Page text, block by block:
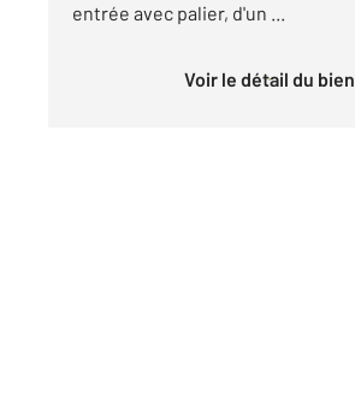
entrée avec palier, d'un ...
Voir le détail du bien